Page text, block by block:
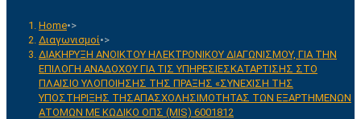
Home•>
Διαγωνισμοί•>
ΔΙΑΚΗΡΥΞΗ ΑΝΟΙΚΤΟΥ ΗΛΕΚΤΡΟΝΙΚΟΥ ΔΙΑΓΩΝΙΣΜΟΥ, ΓΙΑ ΤΗΝ
ΕΠΙΛΟΓΗ ΑΝΑΔΟΧΟΥ ΓΙΑ ΤΙΣ ΥΠΗΡΕΣΙΕΣΚΑΤΑΡΤΙΣΗΣ ΣΤΟ
ΠΛΑΙΣΙΟ ΥΛΟΠΟΙΗΣΗΣ ΤΗΣ ΠΡΑΞΗΣ «ΣΥΝΕΧΙΣΗ ΤΗΣ
ΥΠΟΣΤΗΡΙΞΗΣ ΤΗΣΑΠΑΣΧΟΛΗΣΙΜΟΤΗΤΑΣ ΤΩΝ ΕΞΑΡΤΗΜΕΝΩΝ
ΑΤΟΜΩΝ ΜΕ ΚΩΔΙΚΟ ΟΠΣ (MIS) 6001812